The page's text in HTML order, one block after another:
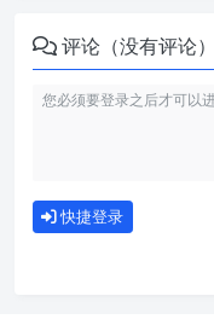
评论（没有评论）
快捷登录